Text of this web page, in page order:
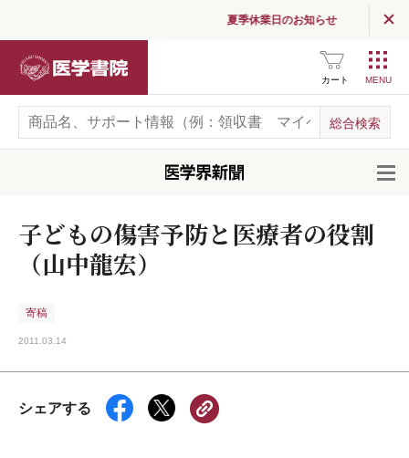
夏季休業日のお知らせ
カート
子どもの傷害予防と医療者の役割
（山中龍宏）
寄稿
2011.03.14
シェアする